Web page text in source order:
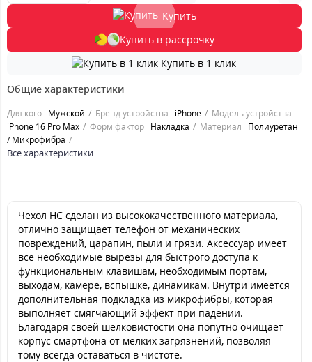
Купить
Купить в рассрочку
Купить в 1 клик
Общие характеристики
Для кого Мужской Бренд устройства iPhone
Модель устройства
iPhone 16 Pro Max
Форм фактор Накладка Материал
Полиуретан
/ Микрофибра
Все характеристики
Чехол HC сделан из высококачественного материала,
отлично защищает телефон от механических
повреждений, царапин, пыли и грязи. Аксессуар имеет
все необходимые вырезы для быстрого доступа к
функциональным клавишам, необходимым портам,
выходам, камере, вспышке, динамикам. Внутри имеется
дополнительная подкладка из микрофибры, которая
выполняет смягчающий эффект при падении.
Благодаря своей шелковистости она попутно очищает
корпус смартфона от мелких загрязнений, позволяя
тому всегда оставаться в чистоте.